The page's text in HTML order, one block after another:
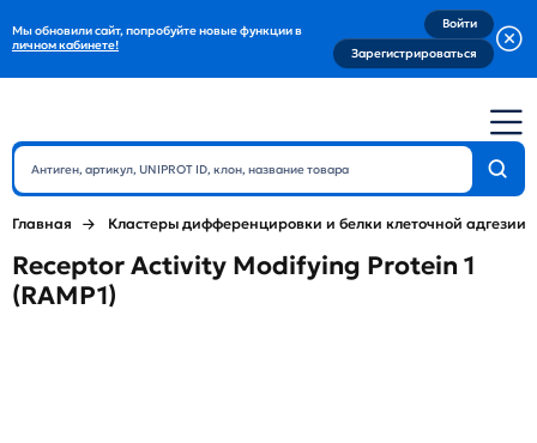
Мы обновили сайт, попробуйте новые функции в
личном кабинете!
Войти
Зарегистрироваться
Главная Кластеры дифференцировки и белки клеточной адгезии
Receptor Activity Modifying Protein 1
(RAMP1)